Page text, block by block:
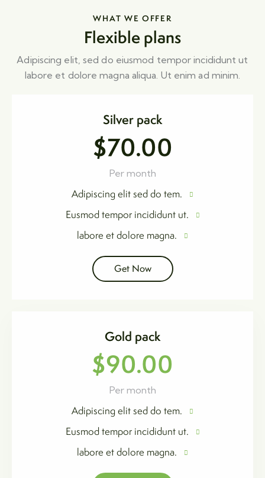
WHAT WE OFFER
Flexible plans
Adipiscing elit, sed do eiusmod tempor incididunt ut
labore et dolore magna aliqua. Ut enim ad minim.
Silver pack
$70.00
Per month
Adipiscing elit sed do tem.
Eusmod tempor incididunt ut.
labore et dolore magna.
Get Now
Gold pack
$90.00
Per month
Adipiscing elit sed do tem.
Eusmod tempor incididunt ut.
labore et dolore magna.